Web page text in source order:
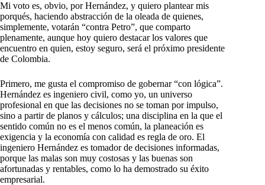
Mi voto es, obvio, por Hernández, y quiero plantear mis
porqués, haciendo abstracción de la oleada de quienes,
simplemente, votarán “contra Petro”, que comparto
plenamente, aunque hoy quiero destacar los valores que
encuentro en quien, estoy seguro, será el próximo presidente
de Colombia.
Primero, me gusta el compromiso de gobernar “con lógica”.
Hernández es ingeniero civil, como yo, un universo
profesional en que las decisiones no se toman por impulso,
sino a partir de planos y cálculos; una disciplina en la que el
sentido común no es el menos común, la planeación es
exigencia y la economía con calidad es regla de oro. El
ingeniero Hernández es tomador de decisiones informadas,
porque las malas son muy costosas y las buenas son
afortunadas y rentables, como lo ha demostrado su éxito
empresarial.